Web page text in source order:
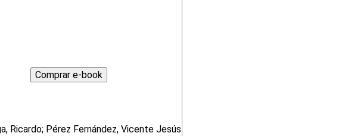
Ricardo; Pérez Fernández, Vicente Jesús